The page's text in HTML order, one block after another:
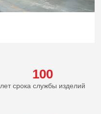
100
лет срока службы изделий